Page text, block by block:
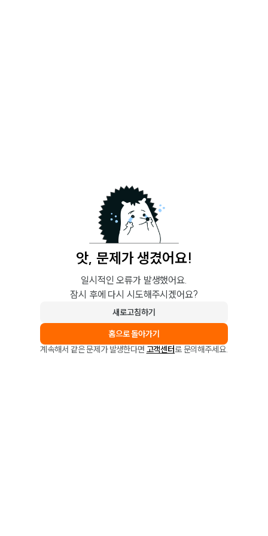
앗, 문제가 생겼어요!
일시적인 오류가 발생했어요.
잠시 후에 다시 시도해주시겠어요?
새로고침하기
홈으로 돌아가기
계속해서 같은 문제가 발생한다면 고객센터로 문의해주세요.